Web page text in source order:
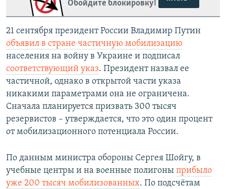
Обойдите блокировку!
21 сентября президент России Владимир Путин
объявил в стране частичную мобилизацию
населения на войну в Украине и подписал
соответствующий указ. Президент назвал ее
частичной, однако в открытой части указа
никакими параметрами она не ограничена.
Сначала планируется призвать 300 тысяч
резервистов – утверждается, что это один процент
от мобилизационного потенциала России.
По данным министра обороны Сергея Шойгу, в
учебные центры и на военные полигоны прибыло
уже 200 тысяч мобилизованных. По подсчётам